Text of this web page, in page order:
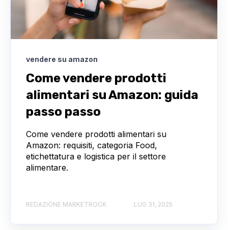
vendere su amazon
Come vendere prodotti
alimentari su Amazon: guida
passo passo
Come vendere prodotti alimentari su
Amazon: requisiti, categoria Food,
etichettatura e logistica per il settore
alimentare.
REDAZIONE MARKETROCK LUG 31, 2025